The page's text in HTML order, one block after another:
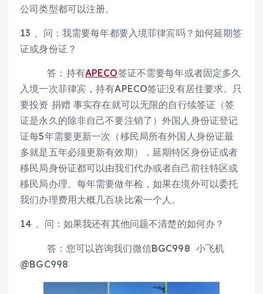
公司类型都可以注册。
13 、问：我需要每年都要入境菲律宾吗？如何延期签
证或身份证？
答：持有APECO签证不需要每年或者固定多久
入境一次菲律宾，持有APECO签证没有居住要求。只
要投资 捐赠 事实存在就可以无限的自行续签证（签
证是永久的除非自己不要注销了）外国人身份证登记
证每5年需要更新一次（移民局所有外国人身份证最
多就是五年必须更新有效期），延期特区身份证或者
移民局身份证都可以由我们代办或者自己前往特区或
移民局办理。每年需要做年检，如果在境外可以委托
我们办理费用大概几百块比索一个人。
14 、问：如果我还有其他问题不清楚的如何办？
答：您可以咨询我们微信BGC998 小飞机
@BGC998